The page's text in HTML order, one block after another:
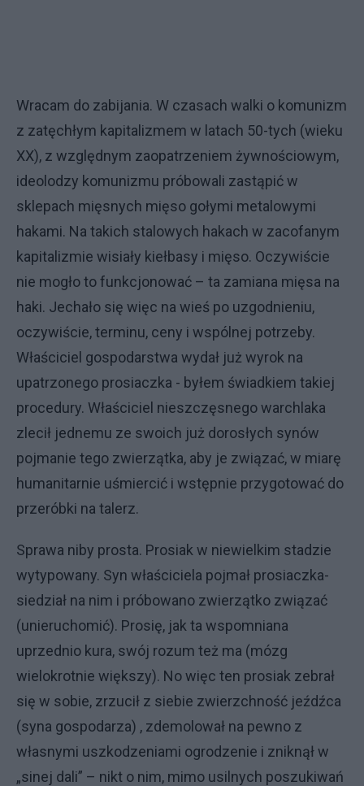
Wracam do zabijania. W czasach walki o komunizm
z zatęchłym kapitalizmem w latach 50-tych (wieku
XX), z względnym zaopatrzeniem żywnościowym,
ideolodzy komunizmu próbowali zastąpić w
sklepach mięsnych mięso gołymi metalowymi
hakami. Na takich stalowych hakach w zacofanym
kapitalizmie wisiały kiełbasy i mięso. Oczywiście
nie mogło to funkcjonować – ta zamiana mięsa na
haki. Jechało się więc na wieś po uzgodnieniu,
oczywiście, terminu, ceny i wspólnej potrzeby.
Właściciel gospodarstwa wydał już wyrok na
upatrzonego prosiaczka - byłem świadkiem takiej
procedury. Właściciel nieszczęsnego warchlaka
zlecił jednemu ze swoich już dorosłych synów
pojmanie tego zwierzątka, aby je związać, w miarę
humanitarnie uśmiercić i wstępnie przygotować do
przeróbki na talerz.
Sprawa niby prosta. Prosiak w niewielkim stadzie
wytypowany. Syn właściciela pojmał prosiaczka-
siedział na nim i próbowano zwierzątko związać
(unieruchomić). Prosię, jak ta wspomniana
uprzednio kura, swój rozum też ma (mózg
wielokrotnie większy). No więc ten prosiak zebrał
się w sobie, zrzucił z siebie zwierzchność jeźdźca
(syna gospodarza) , zdemolował na pewno z
własnymi uszkodzeniami ogrodzenie i zniknął w
„sinej dali” – nikt o nim, mimo usilnych poszukiwań